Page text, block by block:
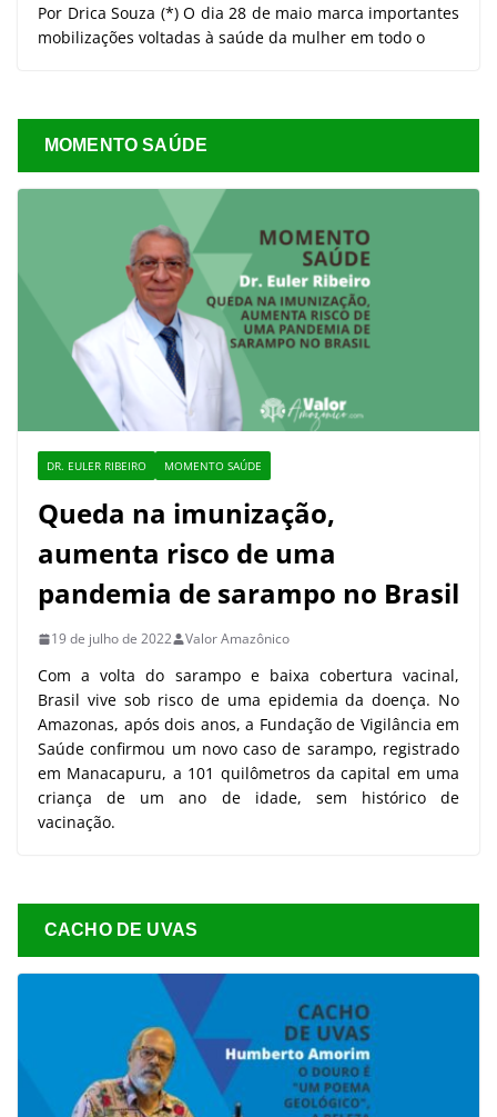
Por Drica Souza (*) O dia 28 de maio marca importantes
mobilizações voltadas à saúde da mulher em todo o
MOMENTO SAÚDE
DR. EULER RIBEIRO MOMENTO SAÚDE
Queda na imunização,
aumenta risco de uma
pandemia de sarampo no Brasil
19 de julho de 2022 Valor Amazônico
Com a volta do sarampo e baixa cobertura vacinal,
Brasil vive sob risco de uma epidemia da doença. No
Amazonas, após dois anos, a Fundação de Vigilância em
Saúde confirmou um novo caso de sarampo, registrado
em Manacapuru, a 101 quilômetros da capital em uma
criança de um ano de idade, sem histórico de
vacinação.
CACHO DE UVAS